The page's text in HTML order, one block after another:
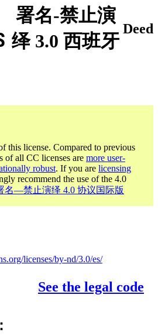
署名-禁止演
绎 3.0 西班牙
Deed
this license. Compared to previous
of all CC licenses are more user-
robust. If you are licensing
recommend the use of the 4.0
名—禁止演绎 4.0 协议国际版
licenses/by-nd/3.0/es/
See the legal code